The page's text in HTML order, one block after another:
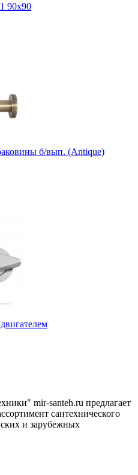
90х90
б/вып. (Antique)
mir-santeh.ru предлагает
сантехнического
и зарубежных